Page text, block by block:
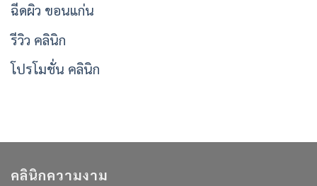
ฉีดผิว ขอนแก่น
รีวิว คลินิก
โปรโมชั่น คลินิก
คลินิกความงาม